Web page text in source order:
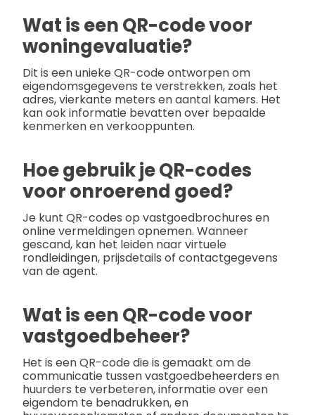
Wat is een QR-code voor
woningevaluatie?
Dit is een unieke QR-code ontworpen om
eigendomsgegevens te verstrekken, zoals het
adres, vierkante meters en aantal kamers. Het
kan ook informatie bevatten over bepaalde
kenmerken en verkooppunten.
Hoe gebruik je QR-codes
voor onroerend goed?
Je kunt QR-codes op vastgoedbrochures en
online vermeldingen opnemen. Wanneer
gescand, kan het leiden naar virtuele
rondleidingen, prijsdetails of contactgegevens
van de agent.
Wat is een QR-code voor
vastgoedbeheer?
Het is een QR-code die is gemaakt om de
communicatie tussen vastgoedbeheerders en
huurders te verbeteren, informatie over een
eigendom te benadrukken, en